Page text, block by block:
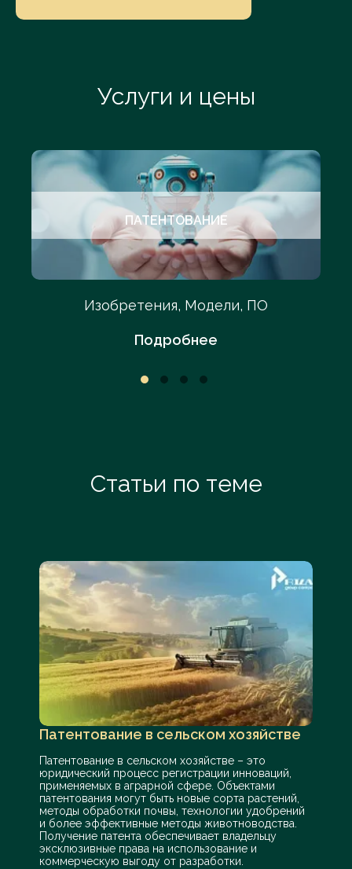
Услуги и цены
ПАТЕНТОВАНИЕ
Изобретения, Модели, ПО
Подробнее
Статьи по теме
Патентование в сельском хозяйстве
Патентование в сельском хозяйстве – это
юридический процесс регистрации инноваций,
применяемых в аграрной сфере. Объектами
патентования могут быть новые сорта растений,
методы обработки почвы, технологии удобрений
и более эффективные методы животноводства.
Получение патента обеспечивает владельцу
эксклюзивные права на использование и
коммерческую выгоду от разработки.